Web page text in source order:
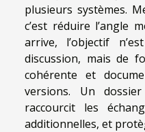
plusieurs systèmes.
c’est réduire l’angle
arrive, l’objectif
discussion, mais de
cohérente et
versions. Un
raccourcit les
additionnelles, et